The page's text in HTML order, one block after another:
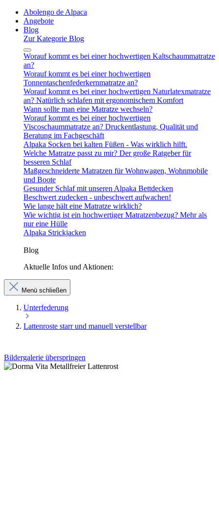
Abolengo de Alpaca
Angebote
Blog
Zur Kategorie Blog
Worauf kommt es bei einer hochwertigen Kaltschaummatratze
an?
Worauf kommt es bei einer hochwertigen
Tonnentaschenfederkernmatratze an?
Worauf kommt es bei einer hochwertigen Naturlatexmatratze
an? Natürlich schlafen mit ergonomischem Komfort
Wann sollte man eine Matratze wechseln?
Worauf kommt es bei einer hochwertigen
Viscoschaummatratze an? Druckentlastung, Qualität und
Beratung im Fachgeschäft
Alpaka Socken bei kalten Füßen - Was wirklich hilft.
Welche Matratze passt zu mir? Der große Ratgeber für
besseren Schlaf
Maßgeschneiderte Matratzen für Wohnwagen, Wohnmobile
und Boote
Gesunder Schlaf mit unseren Alpaka Bettdecken
Beschwert zudecken - unbeschwert aufwachen!
Wie lange hält eine Matratze wirklich?
Wie wichtig ist ein hochwertiger Matratzenbezug? Mehr als
nur eine Hülle
Alpaka Strickjacken
Blog
Aktuelle Infos und Aktionen:
Menü schließen
Unterfederung
Lattenroste starr und manuell verstellbar
Bildergalerie überspringen